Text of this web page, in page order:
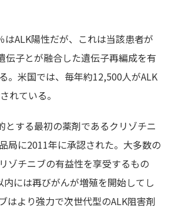
はALK陽性だが、これは当該患者が
伝子とが融合した遺伝子再編成を有
。米国では、毎年約12,500人がALK
れている。
とする最初の薬剤であるクリゾチニ
局に2011年に承認された。大多数の
ゾチニブの有益性を享受するもの
には再びがんが増殖を開始してし
はより強力で次世代型のALK阻害剤